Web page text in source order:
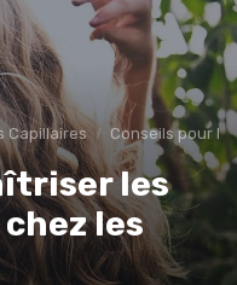
Capillaires Conseils pour le
les
les